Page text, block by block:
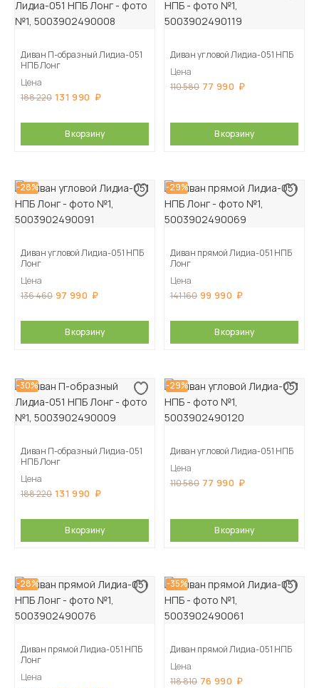
Диван П-образный Лидиа-051
НПБ Лонг
Цена
188 220 131 990
В корзину
Диван угловой Лидиа-051 НПБ
Цена
110 580 77 990
В корзину
-28%
Диван угловой Лидиа-051 НПБ
Лонг
Цена
136 460 97 990
В корзину
-29%
Диван прямой Лидиа-051 НПБ
Лонг
Цена
141 160 99 990
В корзину
-30%
Диван П-образный Лидиа-051
НПБ Лонг
Цена
188 220 131 990
В корзину
-29%
Диван угловой Лидиа-051 НПБ
Цена
110 580 77 990
В корзину
-28%
Диван прямой Лидиа-051 НПБ
Лонг
Цена
-35%
Диван прямой Лидиа-051 НПБ
Цена
118 810 76 990